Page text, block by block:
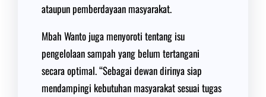
ataupun pemberdayaan masyarakat.
Mbah Wanto juga menyoroti tentang isu
pengelolaan sampah yang belum tertangani
secara optimal. “Sebagai dewan dirinya siap
mendampingi kebutuhan masyarakat sesuai tugas